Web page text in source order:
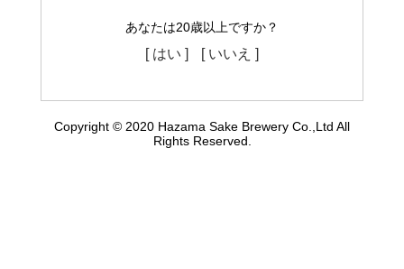
あなたは20歳以上ですか？
[ はい ] [ いいえ ]
Copyright © 2020 Hazama Sake Brewery Co.,Ltd All
Rights Reserved.